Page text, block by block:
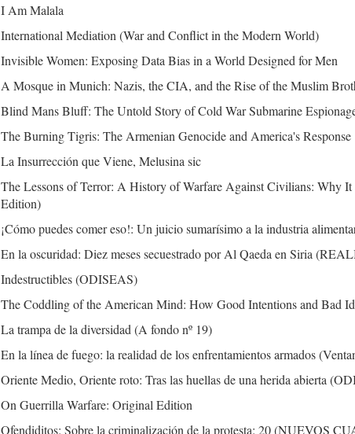
I Am Malala
International Mediation (War and Conflict in the Modern World)
Invisible Women: Exposing Data Bias in a World Designed for Men
A Mosque in Munich: Nazis, the CIA, and the Rise of the Muslim
Blind Mans Bluff: The Untold Story of Cold War Submarine
The Burning Tigris: The Armenian Genocide and America's Response
La Insurrección que Viene, Melusina sic
The Lessons of Terror: A History of Warfare Against Civilians: Why
Edition)
¡Cómo puedes comer eso!: Un juicio sumarísimo a la industria
En la oscuridad: Diez meses secuestrado por Al Qaeda en Siria
Indestructibles (ODISEAS)
The Coddling of the American Mind: How Good Intentions and Bad
La trampa de la diversidad (A fondo nº 19)
En la línea de fuego: la realidad de los enfrentamientos armados
Oriente Medio, Oriente roto: Tras las huellas de una herida abierta
On Guerrilla Warfare: Original Edition
Ofendiditos: Sobre la criminalización de la protesta: 20 (NUEVOS